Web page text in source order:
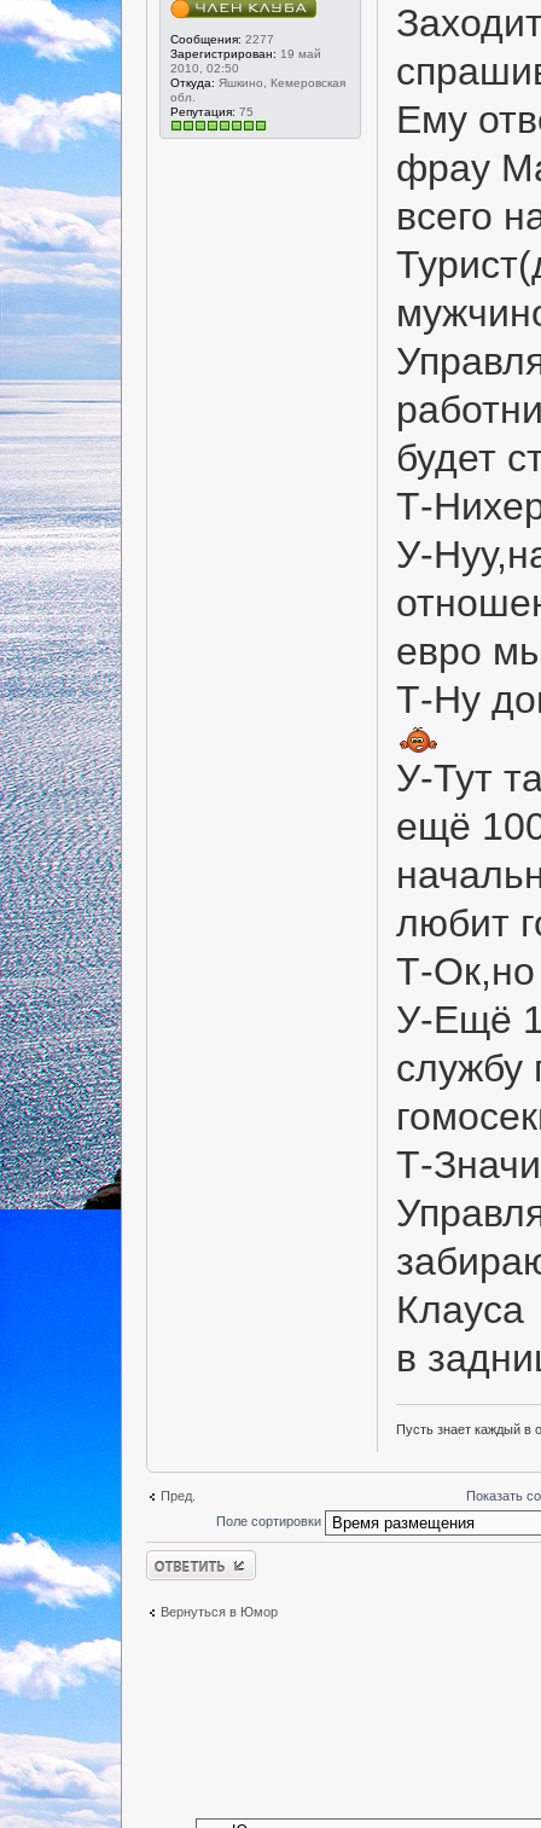
Сообщения: 2277
Зарегистрирован: 19 май
2010, 02:50
Откуда: Яшкино, Кемеровская
обл.
Репутация: 75
Ему
фрау
всего
будет
Т-
У-
евро
Т-Ну
У-Тут
ещё
любит
Т-
У-Ещё
службу
Т-
Клауса
в
Пусть знает каждый в
Пред.
Показать
Поле сортировки
Ответить
Вернуться в Юмор